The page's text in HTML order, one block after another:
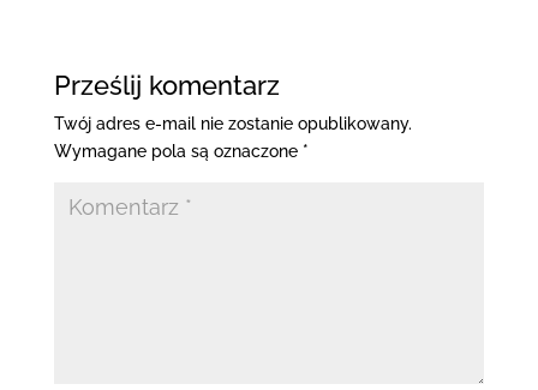
Prześlij komentarz
Twój adres e-mail nie zostanie opublikowany.
Wymagane pola są oznaczone *